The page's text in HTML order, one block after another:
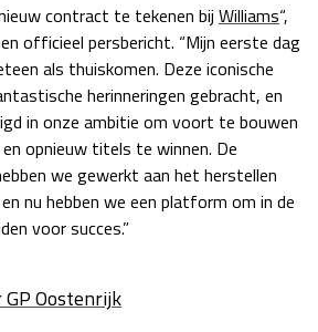
contract te tekenen bij Williams“,
officieel persbericht. “Mijn eerste dag
als thuiskomen. Deze iconische
herinneringen gebracht, en
in onze ambitie om voort te bouwen
opnieuw titels te winnen. De
we gewerkt aan het herstellen
nu hebben we een platform om in de
voor succes.”
Oostenrijk